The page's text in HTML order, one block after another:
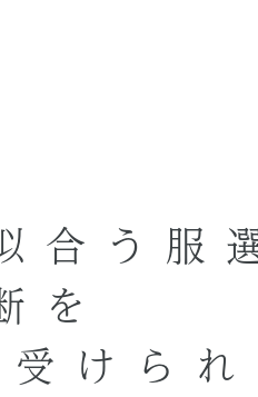
合う服
を
けられ